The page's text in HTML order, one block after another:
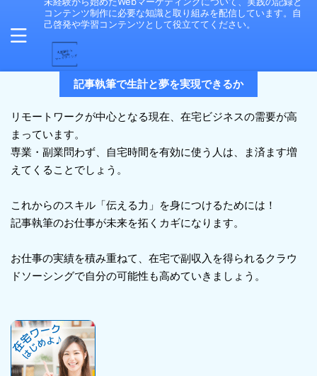
コンテンツ制作に必要な知識と取り組みを配信しています。自
己啓発や学習コンテンツとして役立ててください。
記事執筆で生計と夢を実現できるか
リモートワークが中心となる現在、在宅ビジネスの需要が高
まっています。
専業・副業問わず、自宅時間を有効に使う人は、ま済ます増
えてくることでしょう。
これからのスキル「伝える力」を身につけるためには！
記事執筆のお仕事が未来を拓くカギになります。
お仕事の実績を積み重ねて、在宅で副収入を得られるクラウ
ドソーシングで自分の可能性も高めていきましょう。